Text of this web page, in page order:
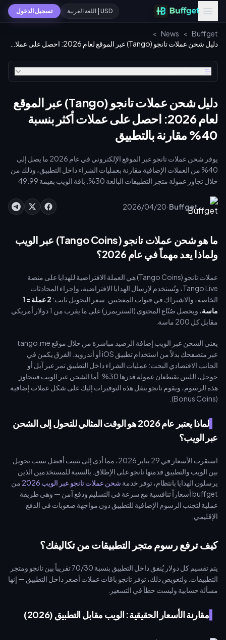
USD | اللغة العربية تسجيل الدخول
Buffget
>
News
>
دليل شحن عملات تانجو (Tango) عبر الموقع
لعام 2026: احصل على عملات أكثر بنسبة
40% مقارنة بالتطبيق
يوفر شحن عملات تانجو عبر الموقع الإلكتروني في عام 2026 ما يصل إلى
40% من العملات الإضافية مقارنة بعمليات الشراء داخل التطبيق، وذلك من
خلال تجاوز عمولة متجر التطبيقات البالغة 30%. باقة الويب بقيمة 49.99
فقط داخل التطبيق. كما تمنح مستويات الولاء خصومات إضافية تتراوح بين
5% و20%، وتوفر لوحات صدارة رمضان 2026 استرداداً نقدياً يصل إلى
الشخصيات (VIP).
Buffget
·
2026/04/20
ما هو شحن عملات تانجو (Tango Coins) عبر الويب
ولماذا يعد مهماً في عام 2026؟
عملات تانجو (Tango Coins) هي العملة الافتراضية للهدايا على منصة
Tango Live، وتُستخدم لإرسال الهدايا الافتراضية، وإجراء المحادثات
الخاصة، والاشتراك في قنوات المعجبين. سعر التحويل ثابت:
2 عملة = 1
ماسة
، ويحصل صُنّاع المحتوى (الستريمرز) على ما يقرب من 1 دولار أمريكي
مقابل كل 200 ماسة.
يعني الشحن عبر الويب إضافة الرصيد مباشرة من خلال موقع tango.me
عبر متصفحك بدلاً من استخدام تطبيق iOS أو أندرويد. الفرق يكمن في
الجانب الاقتصادي البحت: عمليات الشراء داخل التطبيق تمر عبر آبل أو
جوجل، اللتين تقتطعان عمولة قدرها 30%. أما الشحن عبر الويب فيتجاوز
هذه الرسوم، ويقوم تانجو بنقل هذه التوفيرات إليك على شكل عملات إضافية
(Bonus Coins).
لماذا يعتبر عام 2026 هو الوقت المثالي للتحول إلى الشحن
عبر الويب؟
استقرت الأسعار في 29 يناير 2026، مما أدى إلى تثبيت أفضل نسب تحويل
بين الويب والتطبيق قدمتها تانجو على الإطلاق. بالنسبة للمستخدمين الذين
يرسلون الهدايا بانتظام، توفر خدمة شحن عملات تانجو عبر الويب 2026
من
buffget أسعاراً تنافسية مع سرعة في التسليم ودفع آمن — وهي طريقة
عملية لتجنب الرسوم الإضافية للتطبيق دون مواجهة صعوبات في الدفع
الإقليمي.
كيف ترفع رسوم متجر التطبيقات من تكاليفك؟
يتم تقسيم كل دولار يُنفق داخل التطبيق بنسبة 70/30 تقريباً بين تانجو ومتجر
التطبيقات. ولتعويض ذلك، توفر تانجو باقات عملات أصغر داخل التطبيق — إنها
مسألة حسابية وليست خطأ في التسعير.
مقارنة الأسعار الحقيقية: الويب مقابل التطبيق (2026)